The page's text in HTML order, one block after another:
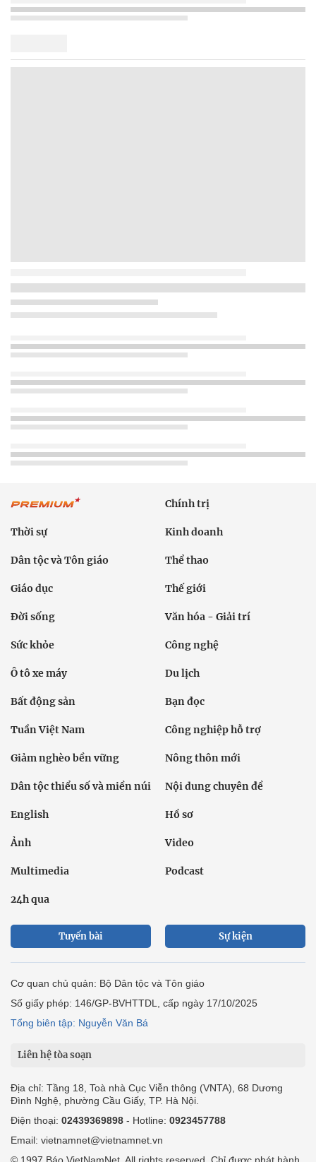
Chính trị
Thời sự Kinh doanh
Dân tộc và Tôn giáo Thể thao
Giáo dục Thế giới
Đời sống Văn hóa - Giải trí
Sức khỏe Công nghệ
Ô tô xe máy Du lịch
Bất động sản Bạn đọc
Tuần Việt Nam Công nghiệp hỗ trợ
Giảm nghèo bền vững Nông thôn mới
Dân tộc thiểu số và miền núi Nội dung chuyên đề
English Hồ sơ
Ảnh Video
Multimedia Podcast
24h qua
Tuyến bài Sự kiện
Cơ quan chủ quản: Bộ Dân tộc và Tôn giáo
Số giấy phép: 146/GP-BVHTTDL, cấp ngày 17/10/2025
Tổng biên tập: Nguyễn Văn Bá
Liên hệ tòa soạn
Địa chỉ: Tầng 18, Toà nhà Cục Viễn thông (VNTA), 68 Dương
Đình Nghệ, phường Cầu Giấy, TP. Hà Nội.
Điện thoại: 02439369898 - Hotline: 0923457788
Email: vietnamnet@vietnamnet.vn
© 1997 Báo VietNamNet. All rights reserved. Chỉ được phát hành